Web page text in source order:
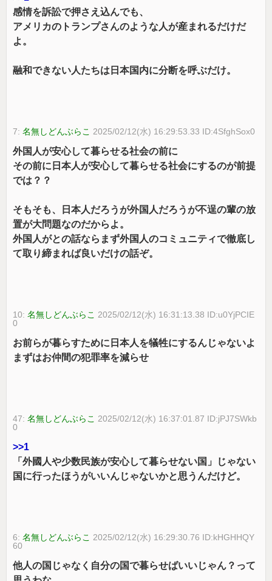
感情を訴訟で押さえ込んでも、
アメリカのトランプさんのような人が産まれるだけだ
よ。
融和できない人たちは日本国内に分断を呼ぶだけ。
7:名無しどんぶらこ 2025/02/12(水) 16:29:53.33 ID:4SfghSox0
外国人が安心して暮らせる社会の前に
その前に日本人が安心して暮らせる社会にするのが前提
では？？
そもそも、日本人だろうが外国人だろうが不逞の輩の放
置が大問題なのだからよ。
外国人がとの話ならまず外国人のコミュニティで徹底し
て取り締まれば良いだけの話ぞ。
10:名無しどんぶらこ 2025/02/12(水) 16:31:13.38 ID:u0YjPCIE
0
お前らが暮らすために日本人を犠牲にするんじゃないよ
まずはお仲間の犯罪率を減らせ
47:名無しどんぶらこ 2025/02/12(水) 16:37:01.87 ID:jPJ7SWkb
0
>>1
「外國人や少数民族が安心して暮らせない国」じゃない
国に行ったほうがいいんじゃないかと思うんだけど。
6:名無しどんぶらこ 2025/02/12(水) 16:29:30.76 ID:kHGHHQY
60
他人の国じゃなく自分の国で暮らせばいいじゃん？って